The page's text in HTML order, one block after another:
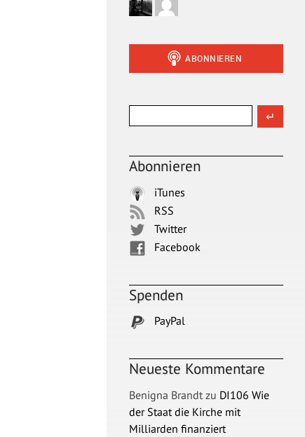
Abonnieren
iTunes
RSS
Twitter
Facebook
Spenden
PayPal
Neueste Kommentare
Benigna Brandt zu DI106 Wie
der Staat die Kirche mit
Milliarden finanziert